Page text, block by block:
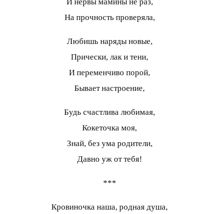
И нервы мамины не раз,
На прочность проверяла,
Любишь наряды новые,
Прически, лак и тени,
И переменчиво порой,
Бывает настроение,
Будь счастлива любимая,
Кокеточка моя,
Знай, без ума родители,
Давно уж от тебя!
***
Кровиночка наша, родная душа,